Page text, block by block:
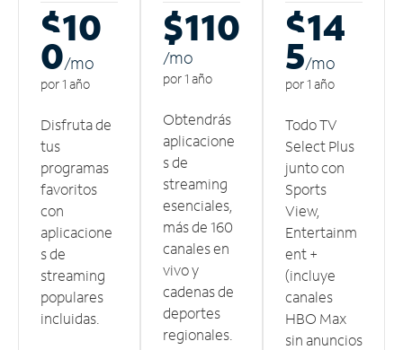
$10
0/mo
por 1 año
Disfruta de
tus
programas
favoritos
con
aplicacione
s de
streaming
populares
incluidas.
$110
/mo
por 1 año
Obtendrás
aplicacione
s de
streaming
esenciales,
más de 160
canales en
vivo y
cadenas de
deportes
regionales.
$14
5/mo
por 1 año
Todo TV
Select Plus
junto con
Sports
View,
Entertainm
ent +
(incluye
canales
HBO Max
sin anuncios